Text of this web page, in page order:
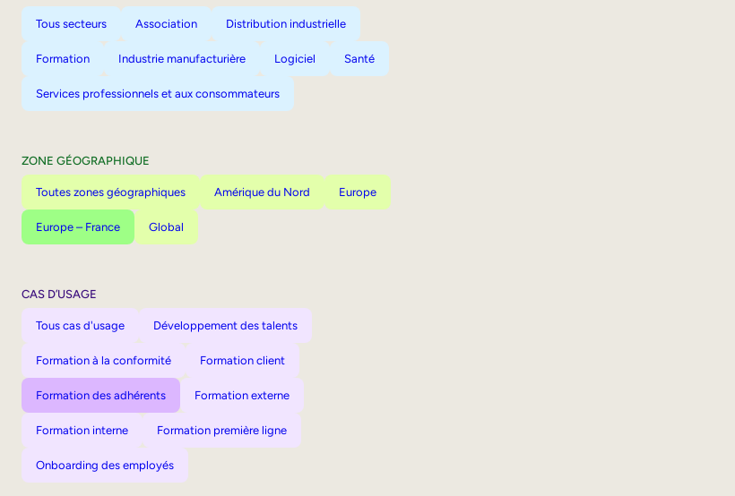
Tous secteurs Association Distribution industrielle
Formation Industrie manufacturière Logiciel Santé
Services professionnels et aux consommateurs
ZONE GÉOGRAPHIQUE
Toutes zones géographiques Amérique du Nord Europe
Europe – France Global
CAS D’USAGE
Tous cas d'usage Développement des talents
Formation à la conformité Formation client
Formation des adhérents Formation externe
Formation interne Formation première ligne
Onboarding des employés